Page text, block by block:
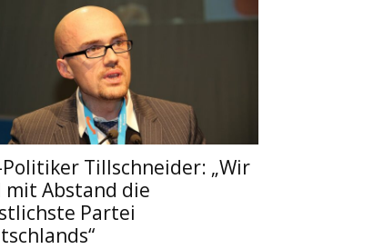
Tillschneider: „Wir
mit Abstand die
Partei